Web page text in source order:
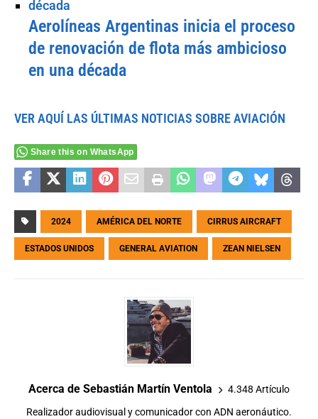
Aerolíneas Argentinas inicia el proceso
de renovación de flota más ambicioso
en una década
VER AQUÍ LAS ÚLTIMAS NOTICIAS SOBRE AVIACIÓN
Share this on WhatsApp
2024 AMÉRICA DEL NORTE CIRRUS AIRCRAFT
ESTADOS UNIDOS GENERAL AVIATION ZEAN NIELSEN
Acerca de Sebastián Martín Ventola 4.348 Artículo
Realizador audiovisual y comunicador con ADN aeronáutico.